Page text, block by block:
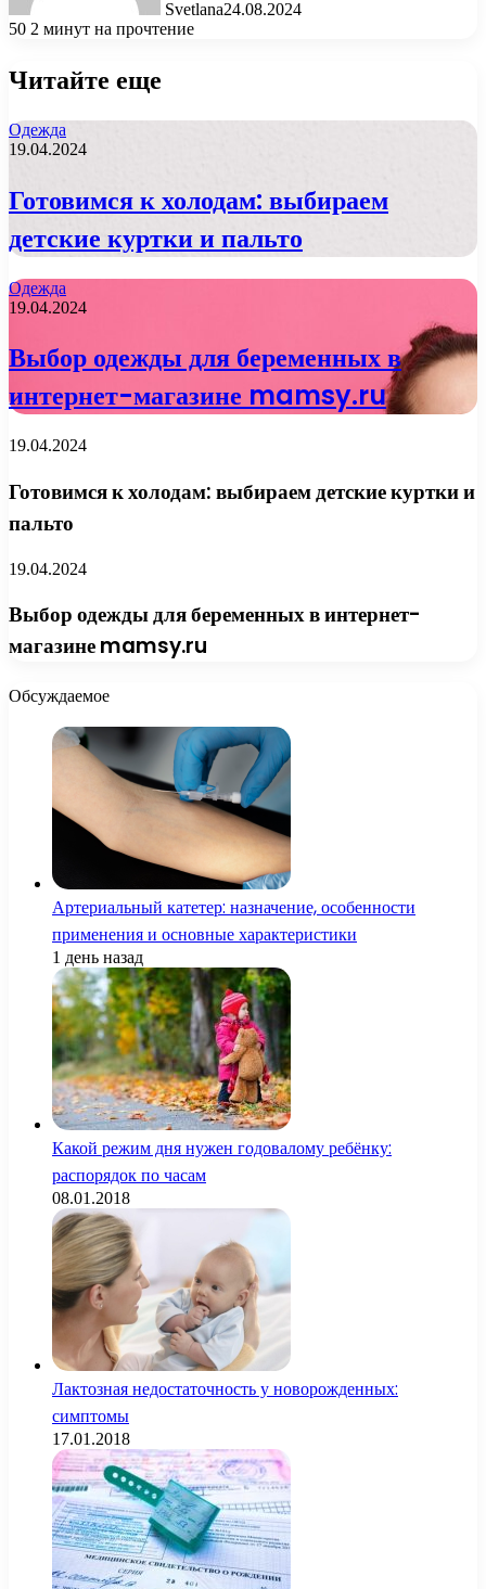
Svetlana24.08.2024
50 2 минут на прочтение
Читайте еще
Одежда
19.04.2024
Готовимся к холодам: выбираем
детские куртки и пальто
Одежда
19.04.2024
Выбор одежды для беременных в
интернет-магазине mamsy.ru
19.04.2024
Готовимся к холодам: выбираем детские куртки и
пальто
19.04.2024
Выбор одежды для беременных в интернет-
магазине mamsy.ru
Обсуждаемое
Артериальный катетер: назначение, особенности
применения и основные характеристики
1 день назад
Какой режим дня нужен годовалому ребёнку:
распорядок по часам
08.01.2018
Лактозная недостаточность у новорожденных:
симптомы
17.01.2018